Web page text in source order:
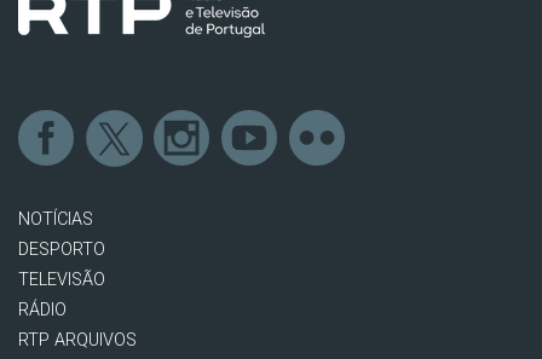
NOTÍCIAS
DESPORTO
TELEVISÃO
RÁDIO
RTP ARQUIVOS